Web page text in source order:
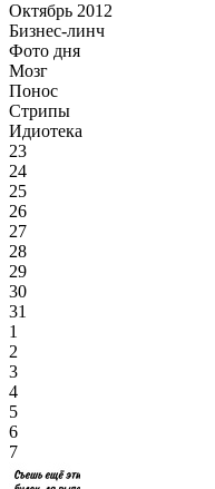
Октябрь 2012
Бизнес-линч
Фото дня
Мозг
Понос
Стрипы
Идиотека
23
24
25
26
27
28
29
30
31
1
2
3
4
5
6
7